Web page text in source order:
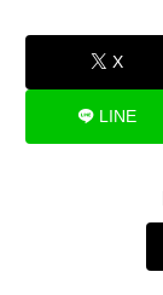
X
LINE